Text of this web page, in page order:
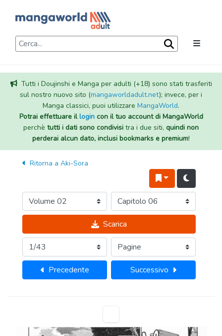
Tutti i Doujinshi e Manga per adulti (+18) sono stati trasferiti
sul nostro nuovo sito (mangaworldadult.net); invece, per i
Manga classici, puoi utilizzare MangaWorld.
Potrai effettuare illogincon il tuo account di MangaWorld
perchè tutti i dati sono condivisi tra i due siti, quindi non
perderai alcun dato, inclusi bookmarks e premium!
Ritorna a Aki-Sora
Scarica
Precedente Successivo